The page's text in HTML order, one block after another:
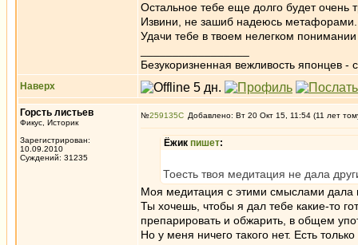
Остальное тебе еще долго будет очень
Извини, не зашиб надеюсь метафорами.
Удачи тебе в твоем нелегком понимании
Безукоризненная вежливость японцев -
Наверх
Горсть листьев
Фикус, Историк
Зарегистрирован:
10.09.2010
Суждений: 31235
№259135 Добавлено: Вт 20 Окт 15, 11:54 (11 лет
Ёжик пишет:
Тоесть твоя медитация не дала
Моя медитация с этими смыслами дала
Ты хочешь, чтобы я дал тебе какие-то
препарировать и обжарить, в общем
Но у меня ничего такого нет. Есть